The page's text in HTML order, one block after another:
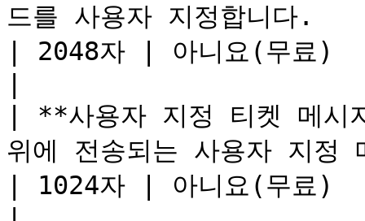
드를 사용자 지정합니다.
| 2048자 | 아니요(무료)
| **사용자 지정 티켓 메
위에 전송되는 사용자 지정
| 1024자 | 아니요(무료)